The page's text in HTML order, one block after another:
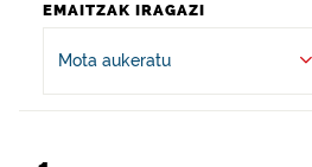
EMAITZAK IRAGAZI
Mota aukeratu